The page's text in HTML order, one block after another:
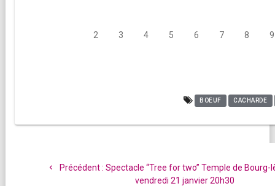
2 3 4 5 6 7 8 9
BOEUF CACHARDE
Précédent : Article
précédent
Spectacle “Tree for two” Temple de Bourg-
vendredi 21 janvier 20h30